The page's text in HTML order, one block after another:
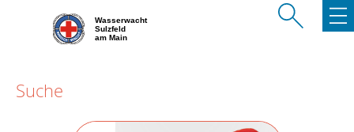
Wasserwacht
Sulzfeld
am Main
Suche